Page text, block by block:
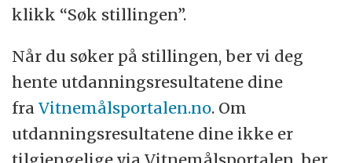
klikk “Søk stillingen”.
Når du søker på stillingen, ber vi deg
hente utdanningsresultatene dine
fraVitnemålsportalen.no. Om
utdanningsresultatene dine ikke er